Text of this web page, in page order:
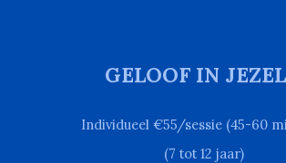
GELOOF IN
Individueel €55/sessie (45-60
(7 tot 12 jaar)